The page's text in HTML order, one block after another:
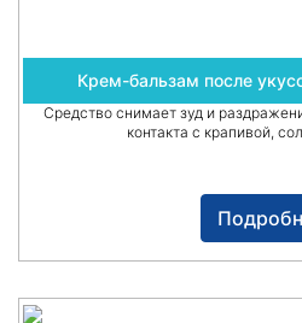
Крем-бальзам после
Средство снимает зуд и
контакта с крапивой,